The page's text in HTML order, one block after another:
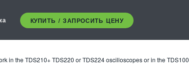
КУПИТЬ / ЗАПРОСИТЬ ЦЕНУ
in the TDS210+ TDS220 or TDS224 oscilloscopes or in the